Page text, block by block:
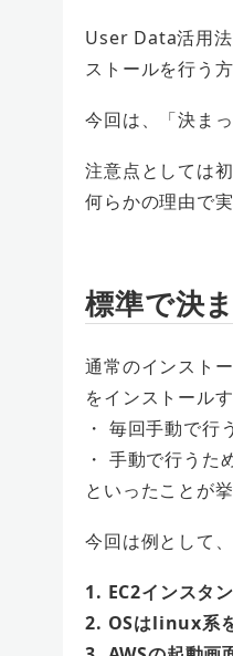
User Data活用
ストールを行う
今回は、「決ま
注意点としては
何らかの理由で
標準で決
通常のインスト
をインストール
・ 毎回手動で行
・ 手動で行うた
といったことが
今回は例として
1. EC2インスタ
2. OSはlinux系